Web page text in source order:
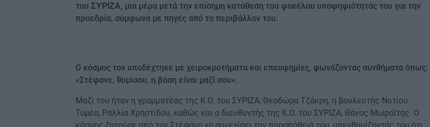
του ΣΥΡΙΖΑ, μια μέρα μετά την επίσημη κατάθεση του φακέλου υποψηφιότητάς του για την
προεδρία, σύμφωνα με πηγές από το περιβάλλον του.
Ο κόσμος τον υποδέχτηκε με χειροκροτήματα και επευφημίες, φωνάζοντας συνθήματα όπως:
«Στέφανε, θυμίσου, η βάση είναι μαζί σου».
Μαζί του ήταν η γραμματέας της Κ.Ο. του ΣΥΡΙΖΑ, Θεοδώρα Τζάκρη, η βουλευτής Νοτίου
Τομέα, Ραλλία Χρηστίδου, καθώς και ο διευθυντής της Κ.Ο. του ΣΥΡΙΖΑ, Θάνος Μωραΐτης. Ο
κόσμος ζητούσε από τον Στέφανο να συνεχίσει την προσπάθειά του, υπενθυμίζοντάς του ότι